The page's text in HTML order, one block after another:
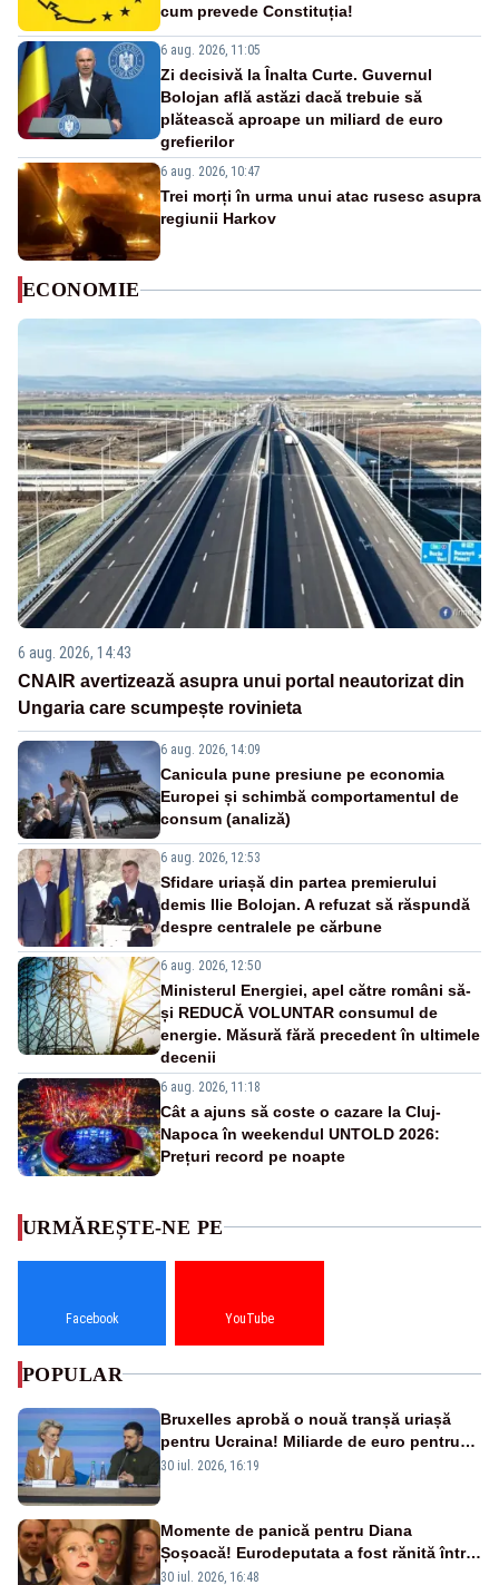
cum prevede Constituția!
6 aug. 2026, 11:05
Zi decisivă la Înalta Curte. Guvernul
Bolojan află astăzi dacă trebuie să
plătească aproape un miliard de euro
grefierilor
6 aug. 2026, 10:47
Trei morți în urma unui atac rusesc asupra
regiunii Harkov
ECONOMIE
6 aug. 2026, 14:43
CNAIR avertizează asupra unui portal neautorizat din
Ungaria care scumpește rovinieta
6 aug. 2026, 14:09
Canicula pune presiune pe economia
Europei și schimbă comportamentul de
consum (analiză)
6 aug. 2026, 12:53
Sfidare uriașă din partea premierului
demis Ilie Bolojan. A refuzat să răspundă
despre centralele pe cărbune
6 aug. 2026, 12:50
Ministerul Energiei, apel către români să-
și REDUCĂ VOLUNTAR consumul de
energie. Măsură fără precedent în ultimele
decenii
6 aug. 2026, 11:18
Cât a ajuns să coste o cazare la Cluj-
Napoca în weekendul UNTOLD 2026:
Prețuri record pe noapte
URMĂREȘTE-NE PE
Facebook YouTube
POPULAR
Bruxelles aprobă o nouă tranșă uriașă
pentru Ucraina! Miliarde de euro pentru
armament și apărare
30 iul. 2026, 16:19
Momente de panică pentru Diana
Șoșoacă! Eurodeputata a fost rănită într-
un accident rutier
30 iul. 2026, 16:48